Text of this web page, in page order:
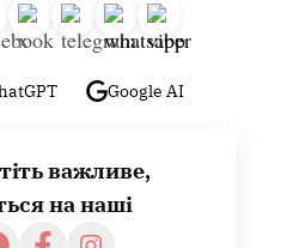
Google AI
важливе,
на наші